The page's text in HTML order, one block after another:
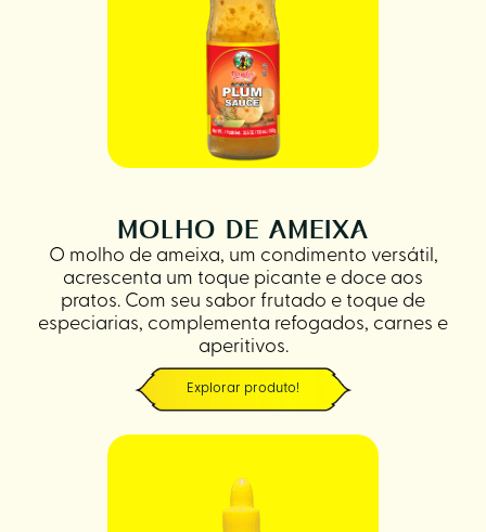
MOLHO DE AMEIXA
O molho de ameixa, um condimento versátil,
acrescenta um toque picante e doce aos
pratos. Com seu sabor frutado e toque de
especiarias, complementa refogados, carnes e
aperitivos.
Explorar produto!